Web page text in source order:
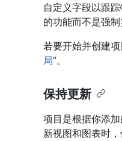
自定义字段以跟
的功能而不是强
若要开始并创建
局”。
保持更新
项目是根据你添
新视图和图表时